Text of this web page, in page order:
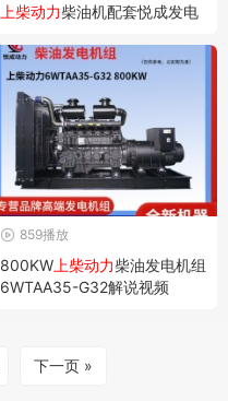
上柴动力柴油机配套悦成发电
859播放
800KW 上柴动力柴油发电机组
6WTAA35-G32解说视频
下一页 »